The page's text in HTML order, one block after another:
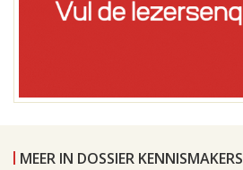
MEER IN DOSSIER KENNISMAKERS